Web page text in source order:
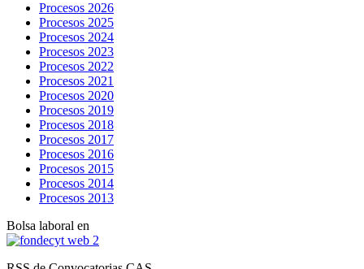
Procesos 2026
Procesos 2025
Procesos 2024
Procesos 2023
Procesos 2022
Procesos 2021
Procesos 2020
Procesos 2019
Procesos 2018
Procesos 2017
Procesos 2016
Procesos 2015
Procesos 2014
Procesos 2013
Bolsa laboral en